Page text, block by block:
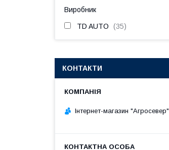
Виробник
TD AUTO 35
КОНТАКТИ
Інтернет-магазин "Агросевер"